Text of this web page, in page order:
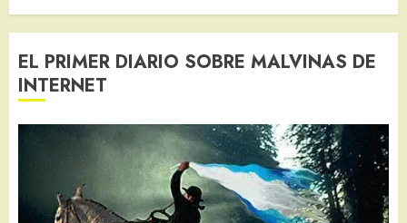
EL PRIMER DIARIO SOBRE MALVINAS DE
INTERNET